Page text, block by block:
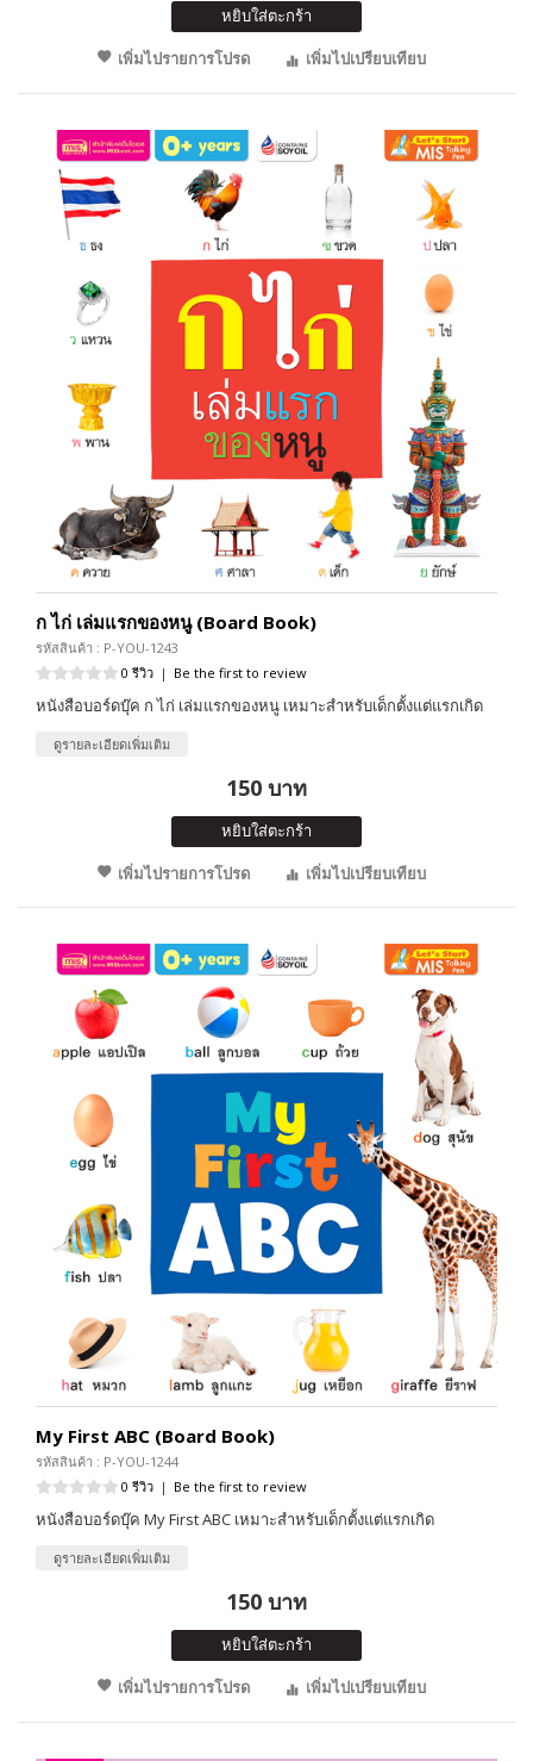
หยิบใส่ตะกร้า
เพิ่มไปรายการโปรด
เพิ่มไปเปรียบเทียบ
ก ไก่ เล่มแรกของหนู (Board Book)
รหัสสินค้า : P-YOU-1243
0 รีวิว | Be the first to review
หนังสือบอร์ดบุ๊ค ก ไก่ เล่มแรกของหนู เหมาะสำหรับเด็กตั้งแต่แรกเกิด
ดูรายละเอียดเพิ่มเติม
150 บาท
หยิบใส่ตะกร้า
เพิ่มไปรายการโปรด
เพิ่มไปเปรียบเทียบ
My First ABC (Board Book)
รหัสสินค้า : P-YOU-1244
0 รีวิว | Be the first to review
หนังสือบอร์ดบุ๊ค My First ABC เหมาะสำหรับเด็กตั้งแต่แรกเกิด
ดูรายละเอียดเพิ่มเติม
150 บาท
หยิบใส่ตะกร้า
เพิ่มไปรายการโปรด
เพิ่มไปเปรียบเทียบ